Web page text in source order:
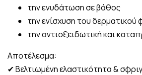
την ενυδάτωση σε βάθος
την ενίσχυση του δερματικού
την αντιοξειδωτική και
Αποτέλεσμα:
✔ Βελτιωμένη ελαστικότητα &